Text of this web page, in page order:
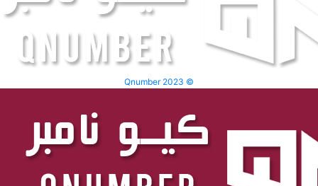
Qnumber 2023 ©